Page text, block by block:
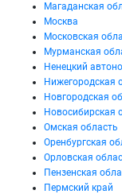
Магаданская
Москва
Московская
Мурманская
Ненецкий
Нижегородская
Новгородская
Новосибирская
Омская область
Оренбургская
Орловская
Пензенская
Пермский край